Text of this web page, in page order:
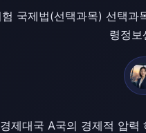
국제법(선택과목) 선택과
령정보
제대국 A국의 경제적 압